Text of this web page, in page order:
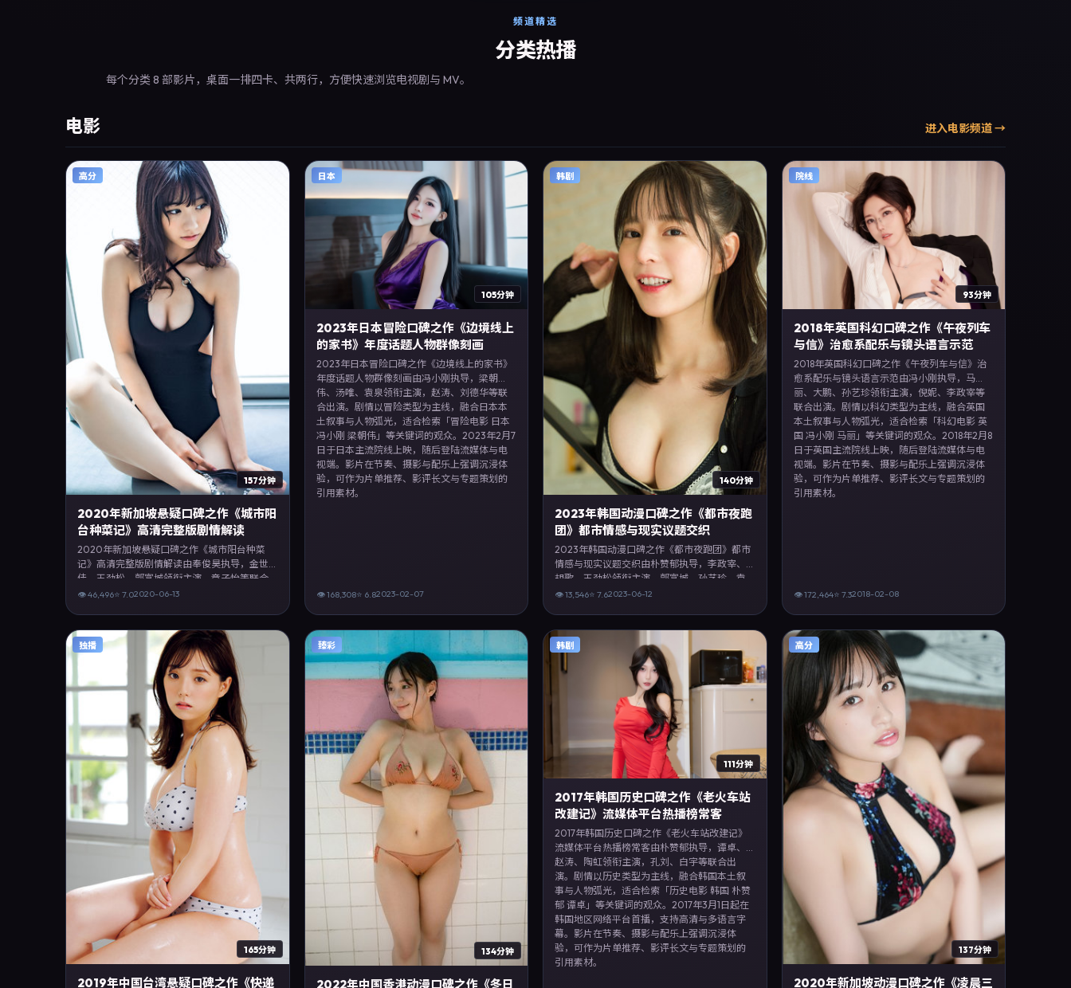
频道精选
分类热播
每个分类 8 部影片，桌面一排四卡、共两行，方便快速浏览电视剧与 MV。
电影 进入电影频道 →
高分
157分钟
2020年新加坡悬疑口碑之作《城市阳
台种菜记》高清完整版剧情解读
2020年新加坡悬疑口碑之作《城市阳台种菜
记》高清完整版剧情解读由奉俊昊执导，金世
佳、王劲松、郭富城领衔主演，章子怡等联合
出演。剧情以悬疑类型为主线，融合新加坡本
月13日完成新加坡摄制与后期，同年季度档期内
全渠道上线与二轮放映。影片在节奏、摄影与
配乐上强调沉浸体验，可作为片单推荐、影评
长文与专题策划的引用素材。
👁46,496⭐ 7.02020-06-13
日本
105分钟
2023年日本冒险口碑之作《边境线上
的家书》年度话题人物群像刻画
2023年日本冒险口碑之作《边境线上的家书》
年度话题人物群像刻画由冯小刚执导，梁朝
伟、汤唯、袁泉领衔主演，赵涛、刘德华等联
合出演。剧情以冒险类型为主线，融合日本本
土叙事与人物弧光，适合检索「冒险电影 日本
冯小刚 梁朝伟」等关键词的观众。2023年2月7
日于日本主流院线上映，随后登陆流媒体与电
视端。影片在节奏、摄影与配乐上强调沉浸体
验，可作为片单推荐、影评长文与专题策划的
引用素材。
👁168,308⭐ 6.82023-02-07
韩剧
140分钟
2023年韩国动漫口碑之作《都市夜跑
团》都市情感与现实议题交织
2023年韩国动漫口碑之作《都市夜跑团》都市
情感与现实议题交织由朴赞郁执导，李政宰、
胡歌、王劲松领衔主演，郭富城、孙艺珍、袁
泉等联合出演。剧情以动漫类型为主线，融合
2023年6月12日起在韩国地区网络平台首播，
支持高清与多语言字幕。影片在节奏、摄影与
配乐上强调沉浸体验，可作为片单推荐、影评
长文与专题策划的引用素材。
👁13,546⭐ 7.62023-06-12
院线
93分钟
2018年英国科幻口碑之作《午夜列车
与信》治愈系配乐与镜头语言示范
2018年英国科幻口碑之作《午夜列车与信》治
愈系配乐与镜头语言示范由冯小刚执导，马
丽、大鹏、孙艺珍领衔主演，倪妮、李政宰等
联合出演。剧情以科幻类型为主线，融合英国
本土叙事与人物弧光，适合检索「科幻电影 英
国 冯小刚 马丽」等关键词的观众。2018年2月8
日于英国主流院线上映，随后登陆流媒体与电
视端。影片在节奏、摄影与配乐上强调沉浸体
验，可作为片单推荐、影评长文与专题策划的
引用素材。
👁172,464⭐ 7.32018-02-08
独播
165分钟
2019年中国台湾悬疑口碑之作《快递
臻彩
134分钟
2022年中国香港动漫口碑之作《冬日
韩剧
111分钟
2017年韩国历史口碑之作《老火车站
改建记》流媒体平台热播榜常客
2017年韩国历史口碑之作《老火车站改建记》
流媒体平台热播榜常客由朴赞郁执导，谭卓、
赵涛、陶虹领衔主演，孔刘、白宇等联合出
演。剧情以历史类型为主线，融合韩国本土叙
事与人物弧光，适合检索「历史电影 韩国 朴赞
郁 谭卓」等关键词的观众。2017年3月1日起在
韩国地区网络平台首播，支持高清与多语言字
幕。影片在节奏、摄影与配乐上强调沉浸体
验，可作为片单推荐、影评长文与专题策划的
引用素材。
高分
137分钟
2020年新加坡动漫口碑之作《凌晨三